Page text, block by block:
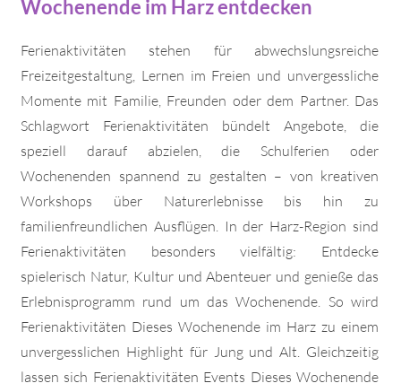
Wochenende im Harz entdecken
Ferienaktivitäten stehen für abwechslungsreiche
Freizeitgestaltung, Lernen im Freien und unvergessliche
Momente mit Familie, Freunden oder dem Partner. Das
Schlagwort Ferienaktivitäten bündelt Angebote, die
speziell darauf abzielen, die Schulferien oder
Wochenenden spannend zu gestalten – von kreativen
Workshops über Naturerlebnisse bis hin zu
familienfreundlichen Ausflügen. In der Harz-Region sind
Ferienaktivitäten besonders vielfältig: Entdecke
spielerisch Natur, Kultur und Abenteuer und genieße das
Erlebnisprogramm rund um das Wochenende. So wird
Ferienaktivitäten Dieses Wochenende im Harz zu einem
unvergesslichen Highlight für Jung und Alt. Gleichzeitig
lassen sich Ferienaktivitäten Events Dieses Wochenende